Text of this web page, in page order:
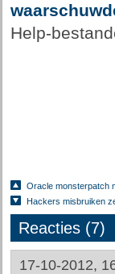
Help-
Oracle monsterpatch
Hackers misbruiken
Reacties (7)
17-10-2012,